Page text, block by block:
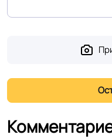
(max +27C)
Система стыковки
Система примыкания к